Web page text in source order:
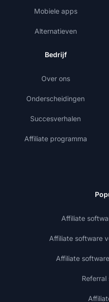
Mobiele apps
Alternatieven
Bedrijf
Over ons
Onderscheidingen
Succesverhalen
Affiliate programma
Affiliate
Affiliate software
Affiliate